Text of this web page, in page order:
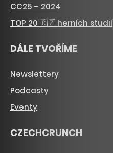
CC25 – 2024
TOP 20 🇨🇿 herních studií
DÁLE TVOŘÍME
Newslettery
Podcasty
Eventy
CZECHCRUNCH